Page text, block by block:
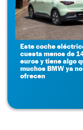
Este coche
cuesta menos de
euros y tiene algo
muchos BMW ya no
ofrecen